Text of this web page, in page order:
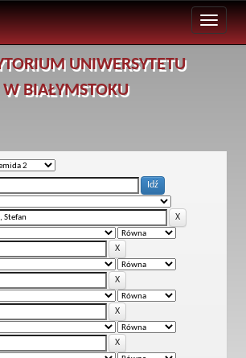
UNIWERSYTETU
W BIAŁYMSTOKU